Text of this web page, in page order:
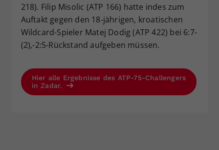
218). Filip Misolic (ATP 166) hatte indes zum
Auftakt gegen den 18-jährigen, kroatischen
Wildcard-Spieler Matej Dodig (ATP 422) bei 6:7-
(2),-2:5-Rückstand aufgeben müssen.
Hier alle Ergebnisse des ATP-75-Challengers
in Zadar.